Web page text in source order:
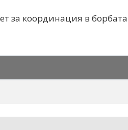
за координация в